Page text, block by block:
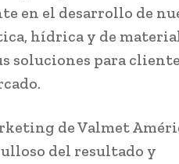
en el desarrollo de
hídrica y de
soluciones para
de Valmet
del resultado y